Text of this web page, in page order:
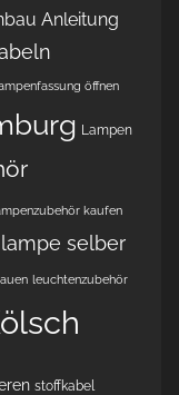
Anleitung
öffnen
Lampen
kaufen
lampe selber
leuchtenzubehör
stoffkabel